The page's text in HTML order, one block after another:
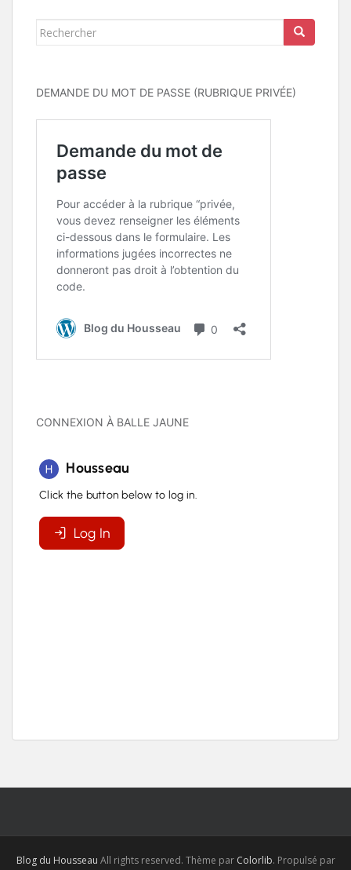
Rechercher...
DEMANDE DU MOT DE PASSE (RUBRIQUE PRIVÉE)
CONNEXION À BALLE JAUNE
Blog du Housseau All rights reserved. Thème par Colorlib. Propulsé par